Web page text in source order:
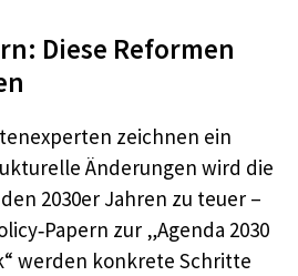
Diese Reformen
zeichnen ein
Änderungen wird die
2030er Jahren zu teuer –
zur „Agenda 2030
werden konkrete Schritte